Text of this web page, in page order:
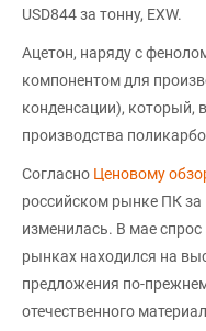
USD844 за тонну, EXW.
Ацетон, наряду с
компонентом для
конденсации), который,
производства
Согласно Ценовому
российском рынке ПК
изменилась. В мае
рынках находился на
предложения по-
отечественного